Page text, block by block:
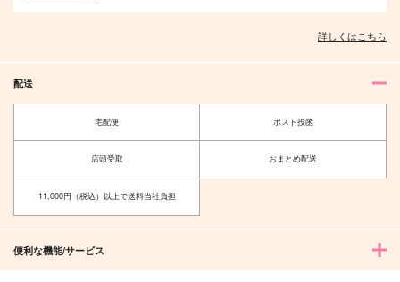
ギアッチョ×女夢主
サンプル
詳しくはこちら
配送
宅配便 ポスト投函
店頭受取 おまとめ配送
11,000円（税込）以上で送料当社負担
便利な機能/サービス